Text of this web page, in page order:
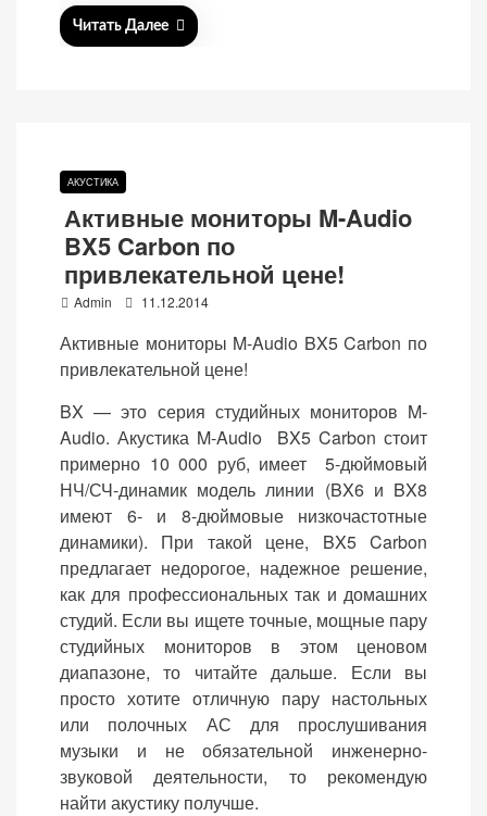
o
n
Читать Далее
АКУСТИКА
Активные мониторы M-Audio
BX5 Carbon по
привлекательной цене!
Admin
s
t
e
d
o
n
11.12.2014
Активные мониторы M-Audio BX5 Carbon по
привлекательной цене!
BX — это серия студийных мониторов M-
Audio. Акустика M-Audio BX5 Carbon стоит
примерно 10 000 руб, имеет 5-дюймовый
НЧ/СЧ-динамик модель линии (BX6 и BX8
имеют 6- и 8-дюймовые низкочастотные
динамики). При такой цене, BX5 Carbon
предлагает недорогое, надежное решение,
как для профессиональных так и домашних
студий. Если вы ищете точные, мощные пару
студийных мониторов в этом ценовом
диапазоне, то читайте дальше. Если вы
просто хотите отличную пару настольных
или полочных АС для прослушивания
музыки и не обязательной инженерно-
звуковой деятельности, то рекомендую
найти акустику получше.